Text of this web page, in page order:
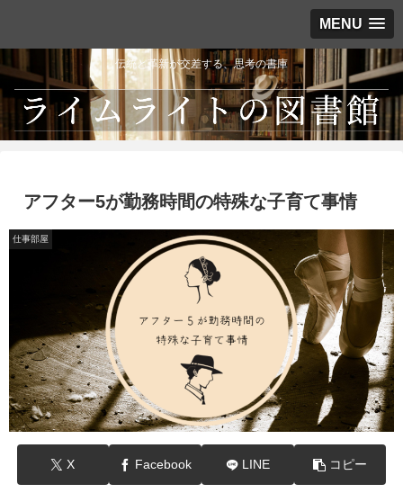
MENU
伝統と革新が交差する、思考の書庫
アフター5が勤務時間の特殊な子育て事情
仕事部屋
X Facebook LINE コピー